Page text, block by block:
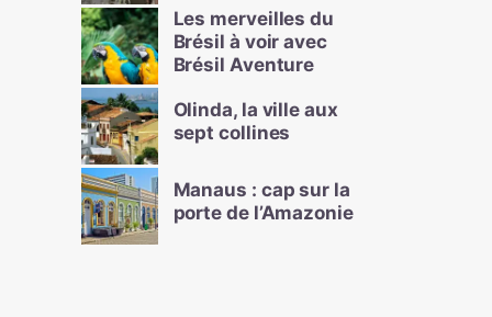
Les merveilles du
Brésil à voir avec
Brésil Aventure
Olinda, la ville aux
sept collines
Manaus : cap sur la
porte de l’Amazonie